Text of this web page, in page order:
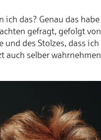
ich das? Genau das
gefragt, gefolgt
und des Stolzes, dass
auch selber